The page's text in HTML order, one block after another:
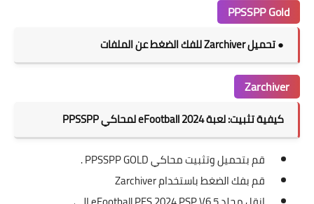
PPSSPP Gold
● تحميل Zarchiver للفك الضغط عن الملفات
Zarchiver
كيفية تثبيت: لعبة eFootball 2024 لمحاكي PPSSPP
قم بتحميل وتثبيت محاكي PPSSPP GOLD .
قم بفك الضغط باستخدام Zarchiver